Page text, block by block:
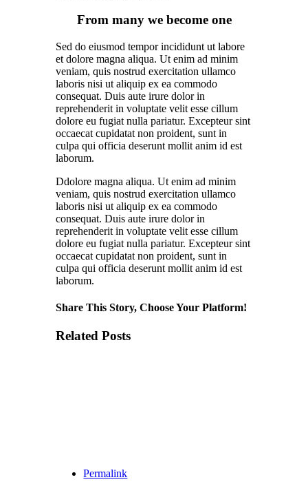
From many we become one
Sed do eiusmod tempor incididunt ut labore
et dolore magna aliqua. Ut enim ad minim
veniam, quis nostrud exercitation ullamco
laboris nisi ut aliquip ex ea commodo
consequat. Duis aute irure dolor in
reprehenderit in voluptate velit esse cillum
dolore eu fugiat nulla pariatur. Excepteur sint
occaecat cupidatat non proident, sunt in
culpa qui officia deserunt mollit anim id est
laborum.
Ddolore magna aliqua. Ut enim ad minim
veniam, quis nostrud exercitation ullamco
laboris nisi ut aliquip ex ea commodo
consequat. Duis aute irure dolor in
reprehenderit in voluptate velit esse cillum
dolore eu fugiat nulla pariatur. Excepteur sint
occaecat cupidatat non proident, sunt in
culpa qui officia deserunt mollit anim id est
laborum.
Share This Story, Choose Your Platform!
Related Posts
Permalink